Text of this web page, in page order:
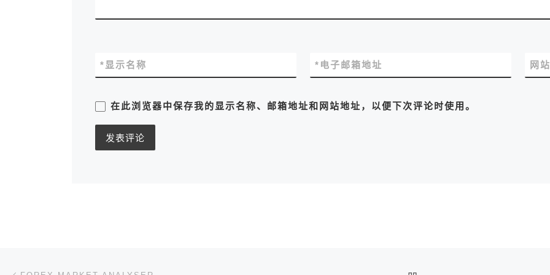
显示名称
* 电子邮箱地址
* 网
在此浏览器中保存我的显示名称、邮箱地址和网站地址，以便下次评论时使用。
文章导航